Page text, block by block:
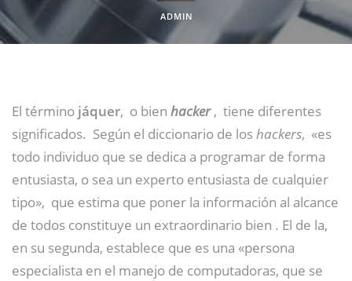
ADMIN
El término jáquer, ​ o bien hacker , ​ tiene diferentes
significados. ​ Según el diccionario de loshackers, ​ «es
todo individuo que se dedica a programar de forma
entusiasta, o sea un experto entusiasta de cualquier
tipo», ​ que estima que poner la información al alcance
de todos constituye un extraordinario bien ​. El de la,
en su segunda, establece que es una «persona
especialista en el manejo de computadoras, que se